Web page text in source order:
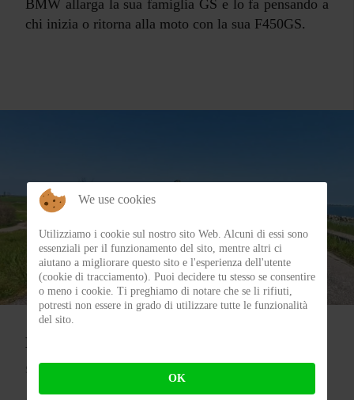
BMW allarga la sua famiglia GS e lo fa pensando a
chi inizia o ritorna alla moto con la sua F450GS.
Categoria:Dentro al bauletto
MOTcast episodio 12.2 - Marco Rimondi
SCRITTO DA
We use cookies
Utilizziamo i cookie sul nostro sito Web. Alcuni di essi sono
essenziali per il funzionamento del sito, mentre altri ci
aiutano a migliorare questo sito e l'esperienza dell'utente
(cookie di tracciamento). Puoi decidere tu stesso se consentire
o meno i cookie. Ti preghiamo di notare che se li rifiuti,
potresti non essere in grado di utilizzare tutte le funzionalità
del sito.
OK